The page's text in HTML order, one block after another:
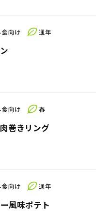
巻きリング
風味ポテト